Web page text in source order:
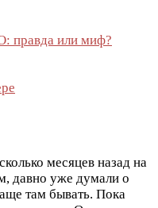
правда или миф?
месяцев назад на
давно уже думали о
там бывать. Пока